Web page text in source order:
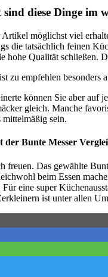
diese Dinge im
möglichst viel
die tatsächlich feinen
hohe Qualität schließen.
zu empfehlen
können Sie aber auf
gleich. Manche
mittelmäßig sein.
der Bunte Messer
freuen. Das gewählte
beim Essen
eine super
ist unter allen